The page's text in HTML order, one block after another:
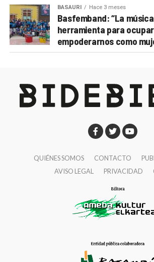
BASAURI Hace 3 meses
Basfemband: “La
herramienta para
empoderarnos como
QUIÉNES SOMOS CONTACTO
AVISO LEGAL
PRIVACIDAD